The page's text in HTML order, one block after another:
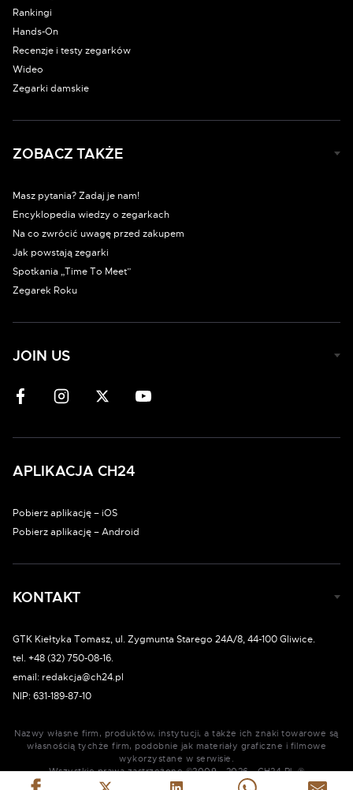
Rankingi
Hands-On
Recenzje i testy zegarków
Wideo
Zegarki damskie
ZOBACZ TAKŻE
Masz pytania? Zadaj je nam!
Encyklopedia wiedzy o zegarkach
Na co zwrócić uwagę przed zakupem
Jak powstają zegarki
Spotkania „Time To Meet”
Zegarek Roku
JOIN US
APLIKACJA CH24
Pobierz aplikację – iOS
Pobierz aplikację – Android
KONTAKT
GTK Kiełtyka Tomasz, ul. Zygmunta Starego 24A/8, 44-100 Gliwice.
tel. +48 (32) 750-08-16.
email: redakcja@ch24.pl
NIP: 631-189-87-10
Nazwy własne firm, produktów, instytucji, a także ich znaki towarowe są
własnością tychże firm, podobnie jak materiały graficzne i filmowe
wykorzystane w serwisie.
Wszystkie prawa zastrzeżone ©2009 - 2026 - CH24.PL ®